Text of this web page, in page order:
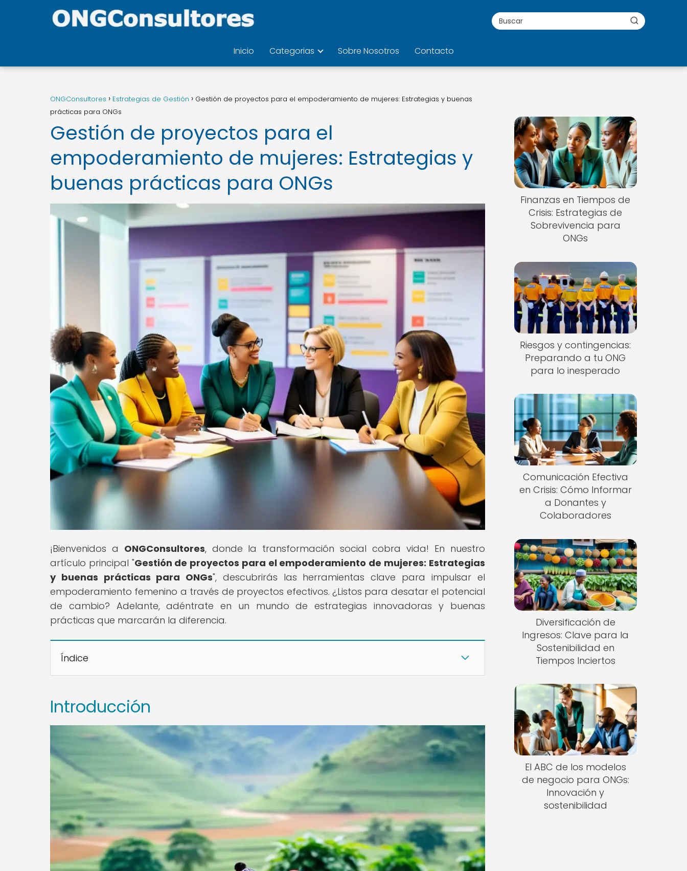
Inicio Categorias Sobre Nosotros Contacto
ONGConsultores Estrategias de Gestión
Gestión de proyectos para el empoderamiento de mujeres: Estrategias y buenas
prácticas para ONGs
Gestión de proyectos para el
empoderamiento de mujeres: Estrategias y
buenas prácticas para ONGs
¡Bienvenidos a ONGConsultores, donde la transformación social cobra vida! En nuestro
artículo principal "Gestión de proyectos para el empoderamiento de mujeres: Estrategias
y buenas prácticas para ONGs", descubrirás las herramientas clave para impulsar el
empoderamiento femenino a través de proyectos efectivos. ¿Listos para desatar el potencial
de cambio? Adelante, adéntrate en un mundo de estrategias innovadoras y buenas
prácticas que marcarán la diferencia.
Índice
Introducción
Finanzas en Tiempos de
Crisis: Estrategias de
Sobrevivencia para
ONGs
Riesgos y contingencias:
Preparando a tu ONG
para lo inesperado
Comunicación Efectiva
en Crisis: Cómo Informar
a Donantes y
Colaboradores
Diversificación de
Ingresos: Clave para la
Sostenibilidad en
Tiempos Inciertos
El ABC de los modelos
de negocio para ONGs:
Innovación y
sostenibilidad